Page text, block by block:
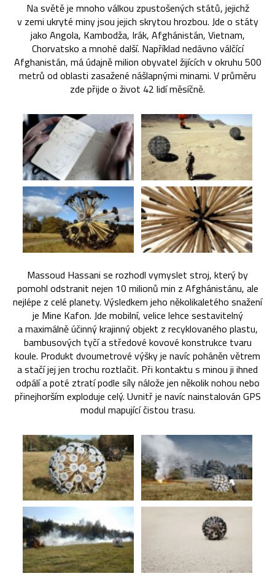
Na světě je mnoho válkou zpustošených států, jejichž
v zemi ukryté miny jsou jejich skrytou hrozbou. Jde o státy
jako Angola, Kambodža, Irák, Afghánistán, Vietnam,
Chorvatsko a mnohé další. Například nedávno válčící
Afghanistán, má údajně milion obyvatel žijících v okruhu 500
metrů od oblasti zasažené nášlapnými minami. V průměru
zde přijde o život 42 lidí měsíčně.
Massoud Hassani se rozhodl vymyslet stroj, který by
pomohl odstranit nejen 10 milionů min z Afghánistánu, ale
nejlépe z celé planety. Výsledkem jeho několikaletého snažení
je Mine Kafon. Jde mobilní, velice lehce sestavitelný
a maximálně účinný krajinný objekt z recyklovaného plastu,
bambusových tyčí a středové kovové konstrukce tvaru
koule. Produkt dvoumetrové výšky je navíc poháněn větrem
a stačí jej jen trochu roztlačit. Při kontaktu s minou ji ihned
odpálí a poté ztratí podle síly nálože jen několik nohou nebo
přinejhorším exploduje celý. Uvnitř je navíc nainstalován GPS
modul mapující čistou trasu.